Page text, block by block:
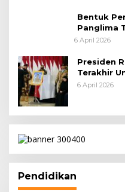
Bentuk
Panglima
6 April 2026
Presiden
Terakhir
6 April 2026
Pendidikan